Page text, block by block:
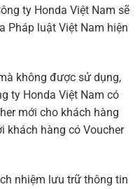
ty Honda Việt Nam sẽ
Pháp luật Việt Nam hiện
không được sử dụng,
ty Honda Việt Nam có
mới cho khách hàng
khách hàng có Voucher
nhiệm lưu trữ thông tin